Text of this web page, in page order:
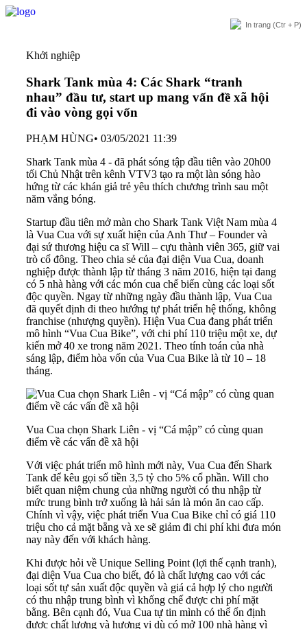
In trang (Ctr + P)
Khởi nghiệp
Shark Tank mùa 4: Các Shark “tranh
nhau” đầu tư, start up mang vấn đề xã hội
đi vào vòng gọi vốn
PHẠM HÙNG• 03/05/2021 11:39
Shark Tank mùa 4 - đã phát sóng tập đầu tiên vào 20h00
tối Chủ Nhật trên kênh VTV3 tạo ra một làn sóng hào
hứng từ các khán giả trẻ yêu thích chương trình sau một
năm vắng bóng.
Startup đầu tiên mở màn cho Shark Tank Việt Nam mùa 4
là Vua Cua với sự xuất hiện của Anh Thư – Founder và
đại sứ thương hiệu ca sĩ Will – cựu thành viên 365, giữ vai
trò cổ đông. Theo chia sẻ của đại diện Vua Cua, doanh
nghiệp được thành lập từ tháng 3 năm 2016, hiện tại đang
có 5 nhà hàng với các món cua chế biến cùng các loại sốt
độc quyền. Ngay từ những ngày đầu thành lập, Vua Cua
đã quyết định đi theo hướng tự phát triển hệ thống, không
franchise (nhượng quyền). Hiện Vua Cua đang phát triển
mô hình “Vua Cua Bike”, với chi phí 110 triệu một xe, dự
kiến mở 40 xe trong năm 2021. Theo tính toán của nhà
sáng lập, điểm hòa vốn của Vua Cua Bike là từ 10 – 18
tháng.
Vua Cua chọn Shark Liên - vị “Cá mập” có cùng quan
điểm về các vấn đề xã hội
Với việc phát triển mô hình mới này, Vua Cua đến Shark
Tank để kêu gọi số tiền 3,5 tỷ cho 5% cổ phần. Will cho
biết quan niệm chung của những người có thu nhập từ
mức trung bình trở xuống là hải sản là món ăn cao cấp.
Chính vì vậy, việc phát triển Vua Cua Bike chỉ có giá 110
triệu cho cả mặt bằng và xe sẽ giảm đi chi phí khi đưa món
nay này đến với khách hàng.
Khi được hỏi về Unique Selling Point (lợi thế cạnh tranh),
đại diện Vua Cua cho biết, đó là chất lượng cao với các
loại sốt tự sản xuất độc quyền và giá cả hợp lý cho người
có thu nhập trung bình vì khống chế được chi phí mặt
bằng. Bên cạnh đó, Vua Cua tự tin mình có thể ổn định
được chất lượng và hương vị dù có mở 100 nhà hàng vì